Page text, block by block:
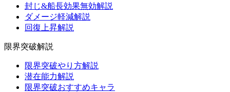
封じ&船長効果無効解説
ダメージ軽減解説
回復上昇解説
限界突破解説
限界突破やり方解説
潜在能力解説
限界突破おすすめキャラ